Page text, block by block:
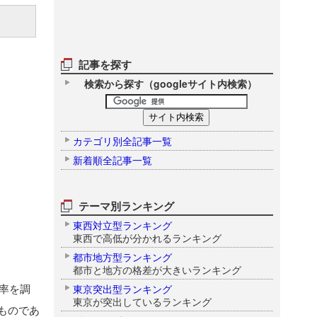
記事を探す
検索から探す（googleサイト内検索）
カテゴリ別全記事一覧
新着順全記事一覧
テーマ別ランキング
東西対立型ランキング
東西で高低が分かれるランキング
都市地方型ランキング
都市と地方の格差が大きいランキング
東京突出型ランキング
東京が突出しているランキング
を調
のであ